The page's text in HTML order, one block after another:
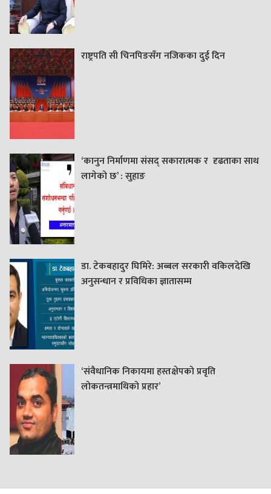
राष्ट्रपति सी चिनपिङसँग नजिकका दुई दिन
‘कानुन निर्माणमा संसद् सकारात्मक र दृढताका साथ
लागेको छ’ : सुहाङ
डा. टेकबहादुर घिमिरे: अब्बल सरकारी वकिलदेखि
अनुसन्धान र प्रविधिका ज्ञातासम्म
‘संवैधानिक निकायमा हस्तक्षेपको प्रवृति
लोकतन्त्रमाथिको प्रहार’